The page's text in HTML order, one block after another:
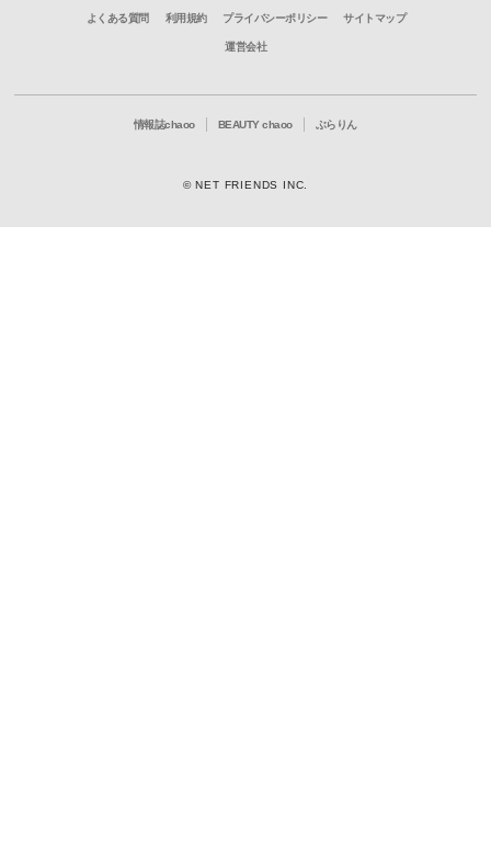
よくある質問 利用規約 プライバシーポリシー サイトマップ
運営会社
情報誌chaoo BEAUTY chaoo ぶらりん
© NET FRIENDS INC.